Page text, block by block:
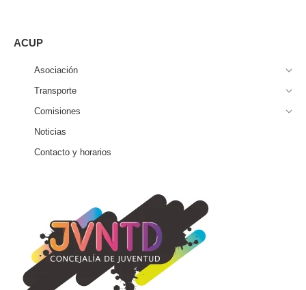
ACUP
Asociación
Transporte
Comisiones
Noticias
Contacto y horarios